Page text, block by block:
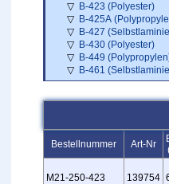
B-423 (Polyester)
B-425A
B-427
B-430 (Polyester)
B-449
B-461
Bestellnummer Art-Nr
M21‑250‑423 139754